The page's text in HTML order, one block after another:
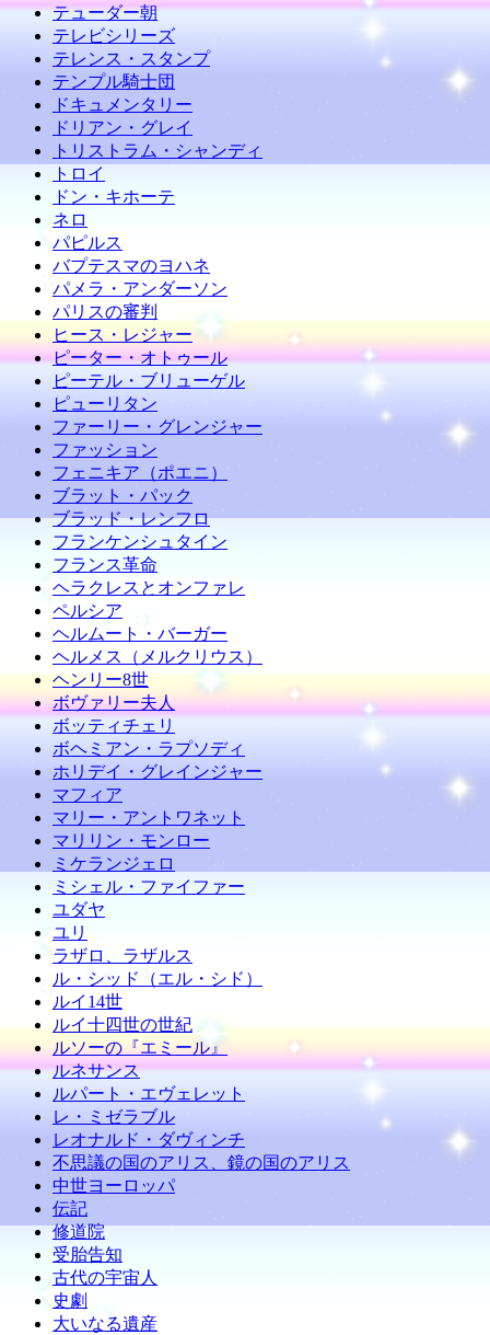
テューダー朝
テレビシリーズ
テレンス・スタンプ
テンプル騎士団
ドキュメンタリー
ドリアン・グレイ
トリストラム・シャンディ
トロイ
ドン・キホーテ
ネロ
パピルス
バプテスマのヨハネ
パメラ・アンダーソン
パリスの審判
ヒース・レジャー
ピーター・オトゥール
ピーテル・ブリューゲル
ピューリタン
ファーリー・グレンジャー
ファッション
フェニキア（ポエニ）
ブラット・パック
ブラッド・レンフロ
フランケンシュタイン
フランス革命
ヘラクレスとオンファレ
ペルシア
ヘルムート・バーガー
ヘルメス（メルクリウス）
ヘンリー8世
ボヴァリー夫人
ボッティチェリ
ボヘミアン・ラプソディ
ホリデイ・グレインジャー
マフィア
マリー・アントワネット
マリリン・モンロー
ミケランジェロ
ミシェル・ファイファー
ユダヤ
ユリ
ラザロ、ラザルス
ル・シッド（エル・シド）
ルイ14世
ルイ十四世の世紀
ルソーの『エミール』
ルネサンス
ルパート・エヴェレット
レ・ミゼラブル
レオナルド・ダヴィンチ
不思議の国のアリス、鏡の国のアリス
中世ヨーロッパ
伝記
修道院
受胎告知
古代の宇宙人
史劇
大いなる遺産